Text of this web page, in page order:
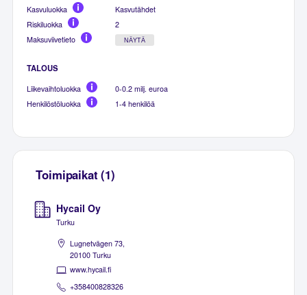
Kasvuluokka
Kasvutähdet
Riskiluokka
2
Maksuviivetieto
NÄYTÄ
TALOUS
Liikevaihtoluokka
0-0.2 milj. euroa
Henkilöstöluokka
1-4 henkilöä
Toimipaikat (1)
Hycail Oy
Turku
Lugnetvägen 73,
20100 Turku
www.hycail.fi
+358400828326